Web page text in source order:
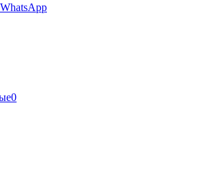
WhatsApp
0